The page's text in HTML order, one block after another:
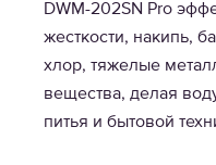
DWM-202SN Pro
жесткости, накипь,
хлор, тяжелые
вещества, делая
питья и бытовой